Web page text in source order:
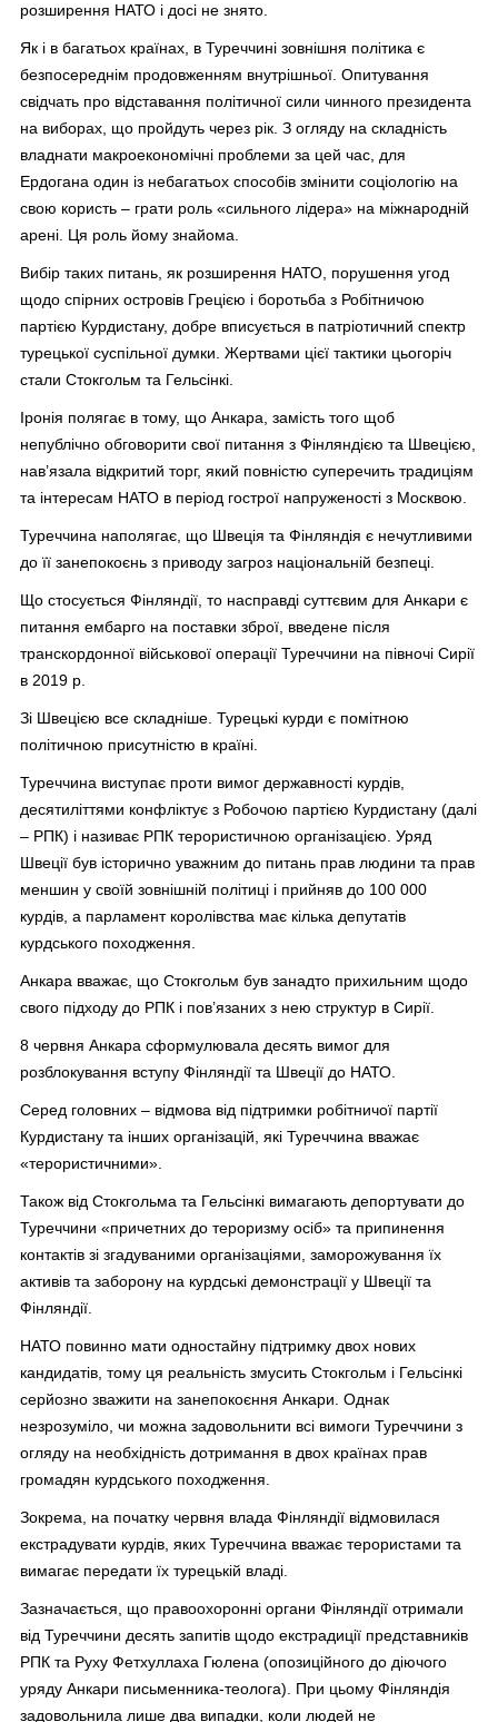
розширення НАТО і досі не знято.
Як і в багатьох країнах, в Туреччині зовнішня політика є
безпосереднім продовженням внутрішньої. Опитування
свідчать про відставання політичної сили чинного президента
на виборах, що пройдуть через рік. З огляду на складність
владнати макроекономічні проблеми за цей час, для
Ердогана один із небагатьох способів змінити соціологію на
свою користь – грати роль «сильного лідера» на міжнародній
арені. Ця роль йому знайома.
Вибір таких питань, як розширення НАТО, порушення угод
щодо спірних островів Грецією і боротьба з Робітничою
партією Курдистану, добре вписується в патріотичний спектр
турецької суспільної думки. Жертвами цієї тактики цьогоріч
стали Стокгольм та Гельсінкі.
Іронія полягає в тому, що Анкара, замість того щоб
непублічно обговорити свої питання з Фінляндією та Швецією,
нав’язала відкритий торг, який повністю суперечить традиціям
та інтересам НАТО в період гострої напруженості з Москвою.
Туреччина наполягає, що Швеція та Фінляндія є нечутливими
до її занепокоєнь з приводу загроз національній безпеці.
Що стосується Фінляндії, то насправді суттєвим для Анкари є
питання ембарго на поставки зброї, введене після
транскордонної військової операції Туреччини на півночі Сирії
в 2019 р.
Зі Швецією все складніше. Турецькі курди є помітною
політичною присутністю в країні.
Туреччина виступає проти вимог державності курдів,
десятиліттями конфліктує з Робочою партією Курдистану (далі
– РПК) і називає РПК терористичною організацією. Уряд
Швеції був історично уважним до питань прав людини та прав
меншин у своїй зовнішній політиці і прийняв до 100 000
курдів, а парламент королівства має кілька депутатів
курдського походження.
Анкара вважає, що Стокгольм був занадто прихильним щодо
свого підходу до РПК і пов’язаних з нею структур в Сирії.
8 червня Анкара сформулювала десять вимог для
розблокування вступу Фінляндії та Швеції до НАТО.
Серед головних – відмова від підтримки робітничої партії
Курдистану та інших організацій, які Туреччина вважає
«терористичними».
Також від Стокгольма та Гельсінкі вимагають депортувати до
Туреччини «причетних до тероризму осіб» та припинення
контактів зі згадуваними організаціями, заморожування їх
активів та заборону на курдські демонстрації у Швеції та
Фінляндії.
НАТО повинно мати одностайну підтримку двох нових
кандидатів, тому ця реальність змусить Стокгольм і Гельсінкі
серйозно зважити на занепокоєння Анкари. Однак
незрозуміло, чи можна задовольнити всі вимоги Туреччини з
огляду на необхідність дотримання в двох країнах прав
громадян курдського походження.
Зокрема, на початку червня влада Фінляндії відмовилася
екстрадувати курдів, яких Туреччина вважає терористами та
вимагає передати їх турецькій владі.
Зазначається, що правоохоронні органи Фінляндії отримали
від Туреччини десять запитів щодо екстрадиції представників
РПК та Руху Фетхуллаха Гюлена (опозиційного до діючого
уряду Анкари письменника-теолога). При цьому Фінляндія
задовольнила лише два випадки, коли людей не